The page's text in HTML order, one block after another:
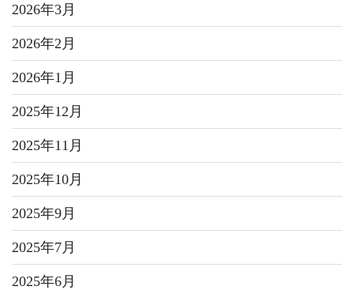
2026年3月
2026年2月
2026年1月
2025年12月
2025年11月
2025年10月
2025年9月
2025年7月
2025年6月